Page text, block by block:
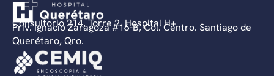
Consultorio 214, Torre 2. Hospital H+
Priv. Ignacio Zaragoza #16-B, Col. Centro. Santiago de
Querétaro, Qro.